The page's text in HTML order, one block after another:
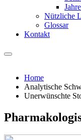
Nützliche
Glossar
Kontakt
Home
Analytische
Unerwünschte